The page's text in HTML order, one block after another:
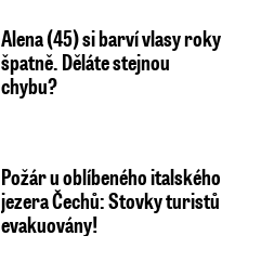
Alena (45) si barví vlasy roky
špatně. Děláte stejnou
chybu?
Požár u oblíbeného italského
jezera Čechů: Stovky turistů
evakuovány!